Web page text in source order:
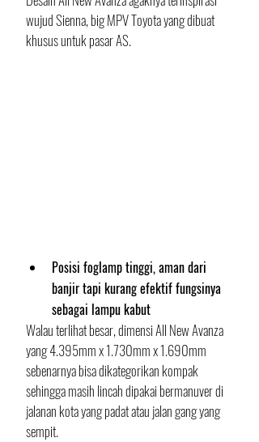
wujud Sienna, big MPV Toyota yang dibuat
khusus untuk pasar AS.
Posisi foglamp tinggi, aman dari
banjir tapi kurang efektif fungsinya
sebagai lampu kabut
Walau terlihat besar, dimensi All New Avanza
yang 4.395mm x 1.730mm x 1.690mm
sebenarnya bisa dikategorikan kompak
sehingga masih lincah dipakai bermanuver di
jalanan kota yang padat atau jalan gang yang
sempit.